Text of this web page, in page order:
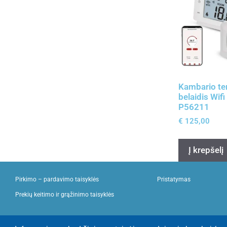
Kambario
belaidis Wifi
P56211
€ 125,00
Į krepšelį
Pirkimo – pardavimo taisyklės
Prekių keitimo ir grąžinimo taisyklės
Pristatymas